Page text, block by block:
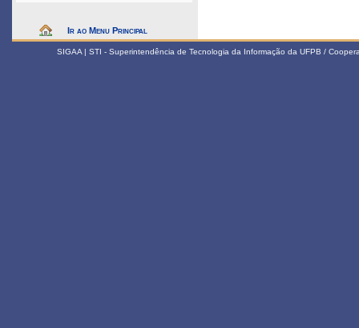
Ir ao Menu Principal
SIGAA | STI - Superintendência de Tecnologia da Informação da UFPB /